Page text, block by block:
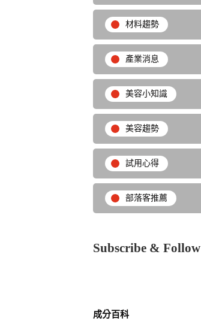
材料趨勢
產業消息
美容小知識
美容趨勢
試用心得
部落客推薦
Subscribe & Follow
成分百科